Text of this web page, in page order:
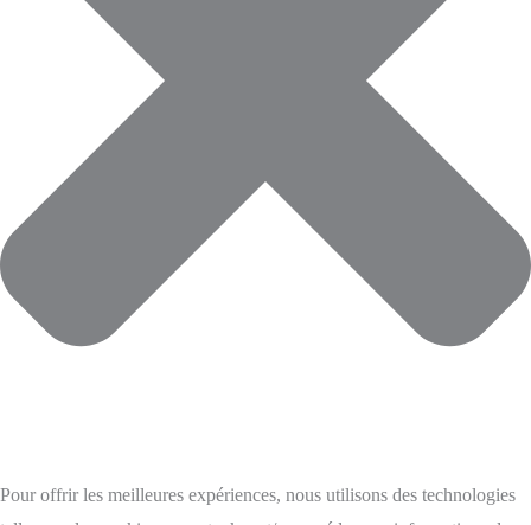
Pour offrir les meilleures expériences, nous utilisons des technologies